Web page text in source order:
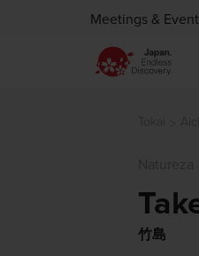
Meetings &
竹島